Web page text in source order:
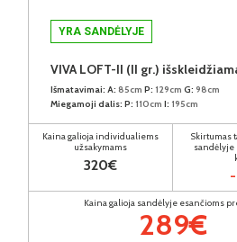
YRA SANDĖLYJE
Išmatavimai: A: 85cm P: 129cm G: 98cm
Miegamoji dalis: P: 110cm I: 195cm
Kaina galioja individualiems
užsakymams
320€
Skirtumas
sandėlyje
Kaina galioja sandėlyje esančioms
289€